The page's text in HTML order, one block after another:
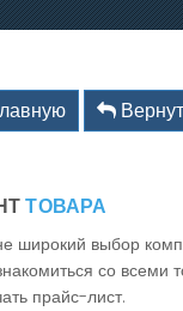
info@holodom.com
Связь по
+7(727) 2-988-588
+7(727) 2-988-390
+7(776) 222-77-11
ТОВАРА
широкий выбор
со всеми
прайс-лист.